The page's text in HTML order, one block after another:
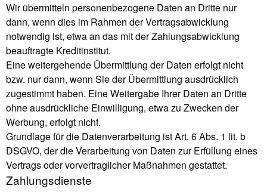
Wir übermitteln personenbezogene Daten an Dritte nur
dann, wenn dies im Rahmen der Vertragsabwicklung
notwendig ist, etwa an das mit der Zahlungsabwicklung
beauftragte Kreditinstitut.
Eine weitergehende Übermittlung der Daten erfolgt nicht
bzw. nur dann, wenn Sie der Übermittlung ausdrücklich
zugestimmt haben. Eine Weitergabe Ihrer Daten an Dritte
ohne ausdrückliche Einwilligung, etwa zu Zwecken der
Werbung, erfolgt nicht.
Grundlage für die Datenverarbeitung ist Art. 6 Abs. 1 lit. b
DSGVO, der die Verarbeitung von Daten zur Erfüllung eines
Vertrags oder vorvertraglicher Maßnahmen gestattet.
Zahlungsdienste